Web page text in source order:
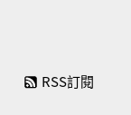
RSS訂閱